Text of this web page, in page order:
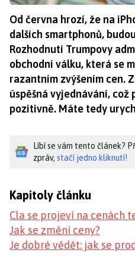
Od června hrozí, že na
dalších smartphonů,
Rozhodnutí Trumpovy
obchodní válku, která se
razantním zvýšením cen.
úspěšná vyjednávání,
pozitivně. Máte tedy
Líbí se vám tento článek?
zpráv, stačí jedno kliknutí!
Kapitoly článku
Cla se projeví na cenách
Jak se změní ceny?
Je dobré vědět: jak se